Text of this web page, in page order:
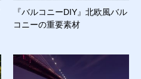
『バルコニーDIY』北欧風バル
コニーの重要素材